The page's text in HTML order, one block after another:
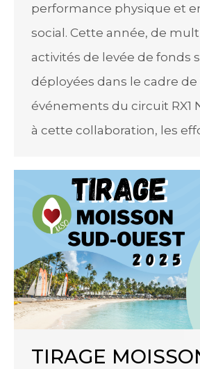
performance physique et
social. Cette année, de
activités de levée de fonds
déployées dans le cadre de
événements du circuit RX1
à cette collaboration, les
TIRAGE